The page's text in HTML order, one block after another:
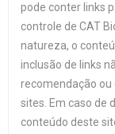
pode conter links
controle de CAT
natureza, o
inclusão de links
recomendação ou
sites. Em caso de
conteúdo deste